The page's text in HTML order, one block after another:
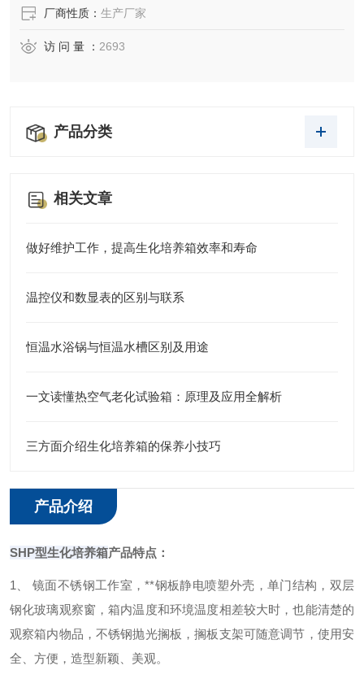
厂商性质： 生产厂家
访 问 量 ： 2693
产品分类
相关文章
做好维护工作，提高生化培养箱效率和寿命
温控仪和数显表的区别与联系
恒温水浴锅与恒温水槽区别及用途
一文读懂热空气老化试验箱：原理及应用全解析
三方面介绍生化培养箱的保养小技巧
产品介绍
SHP型生化培养箱产品特点：
1、
镜面不锈钢工作室，**钢板静电喷塑外壳，单门结构，双层
钢化玻璃观察窗，箱内温度和环境温度相差较大时，也能清楚的
观察箱内物品，不锈钢抛光搁板，搁板支架可随意调节，使用安
全、方便，造型新颖、美观。